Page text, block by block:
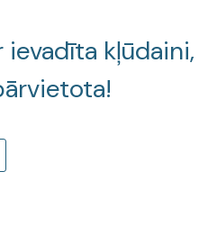
ievadīta kļūdaini,